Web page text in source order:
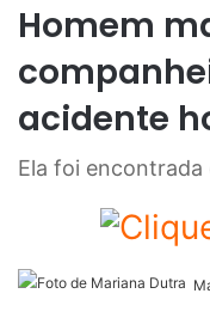
Homem
acidente
Ela foi encontrada